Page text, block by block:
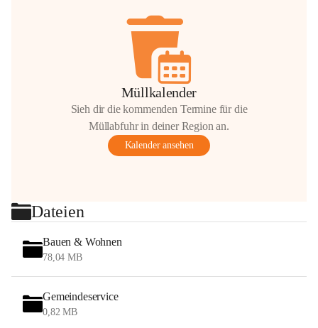
Müllkalender
Sieh dir die kommenden Termine für die
Müllabfuhr in deiner Region an.
Kalender ansehen
Dateien
Bauen & Wohnen
78,04 MB
Gemeindeservice
0,82 MB